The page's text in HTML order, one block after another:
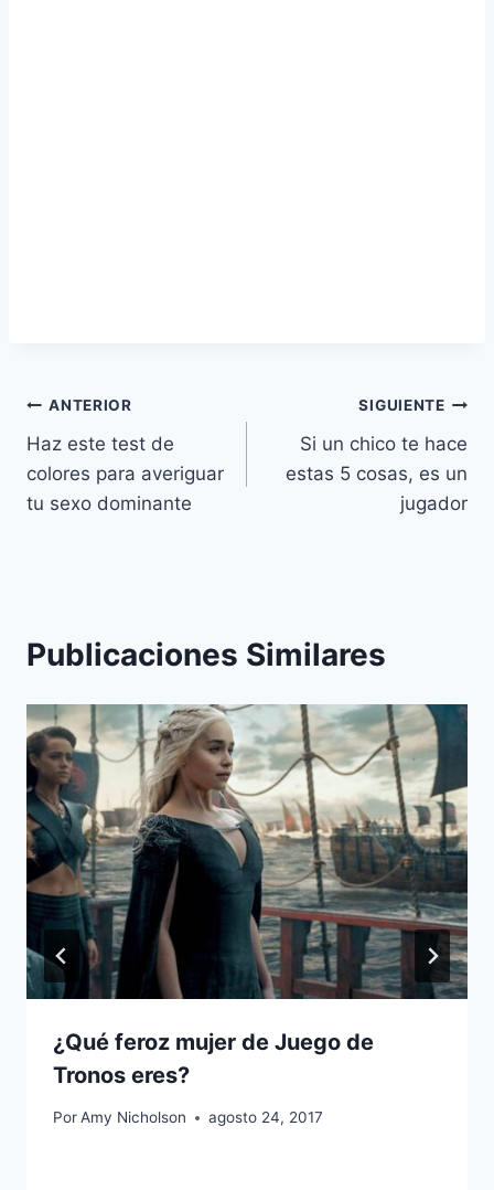
Navegación
de
entradas
ANTERIOR
Haz este test de
colores para averiguar
tu sexo dominante
SIGUIENTE
Si un chico te hace
estas 5 cosas, es un
jugador
Publicaciones Similares
¿Qué feroz mujer de Juego de
Tronos eres?
PorAmy Nicholson agosto 24, 2017